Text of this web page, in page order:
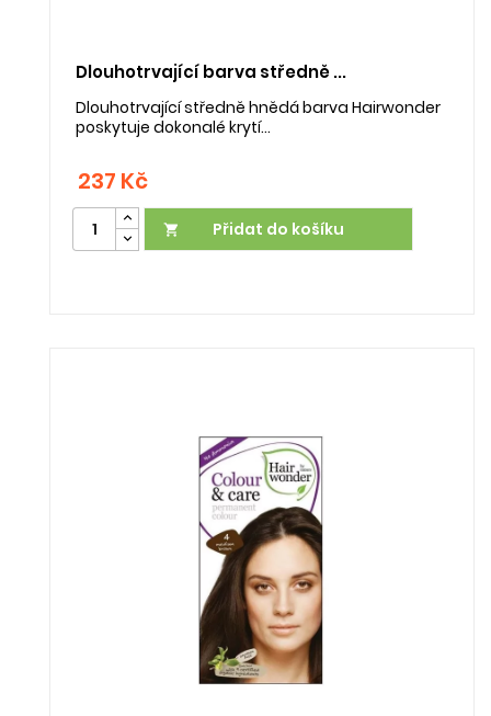
Dlouhotrvající barva středně ...
Dlouhotrvající středně hnědá barva Hairwonder
poskytuje dokonalé krytí...
237 Kč
 Přidat do košíku